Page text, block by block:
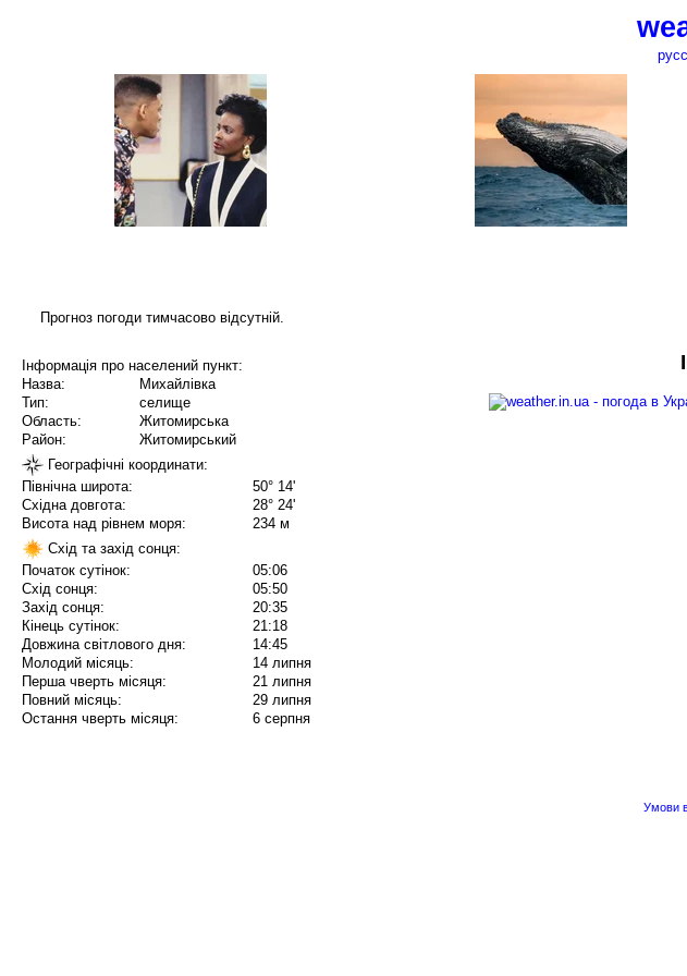
Прогноз погоди тимчасово відсутній.
Інформація про населений пункт:
Назва:
Михайлівка
Тип:
селище
Область:
Житомирська
Район:
Житомирський
Географічні координати:
Північна широта:
50° 14'
Східна довгота:
28° 24'
Висота над рівнем моря:
234 м
Схід та захід сонця:
Початок сутінок:
05:06
Схід сонця:
05:50
Захід сонця:
20:35
Кінець сутінок:
21:18
Довжина світлового дня:
14:45
Молодий місяць:
14 липня
Перша чверть місяця:
21 липня
Повний місяць:
29 липня
Остання чверть місяця:
6 серпня
Умови